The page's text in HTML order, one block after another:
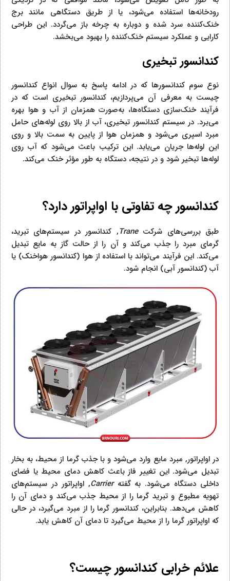
رودخانه‌ها استفاده می‌شود، یا از طریق دستگاهی مانند برج
خنک‌کننده سرد شده و دوباره به چرخه باز می‌گردد. این طراحی
کارایی و عملکرد سیستم خنک‌کننده را بهبود می‌بخشد.
کندانسور تبخیری
نوع سوم کندانسورها که در ادامه پاسخ به سوال انواع کندانسور
چیست به معرفی آن می‌پردازیم، کندانسور تبخیری است که در
فرآیند خنک‌سازی دستگاه‌ها، به‌صورت همزمان از آب و هوا بهره
می‌برد. در سیستم کندانسور تبخیری، آب از بالا روی لوله‌های حامل
مبرد اسپری می‌شود و همزمان هوا از پایین به سمت بالا و روی
این لوله‌ها جریان می‌یابد. این ترکیب باعث می‌شود که آب روی
لوله‌ها تبخیر شود و در نتیجه، دستگاه به طور مؤثر خنک می‌کند.
کندانسور چه تفاوتی با اواپراتور دارد؟
طبق بررسی‌های شرکتTrane, کندانسور در سیستم‌های تبرید،
گرمای مبرد را جذب می‌کند و آن را از حالت گاز به مایع تبدیل
می‌کند. این فرآیند می‌تواند با استفاده از هوا (کندانسور هواخنک) یا
آب (کندانسور آبی) انجام شود.
در اواپراتور, مبرد مایع وارد می‌شود و با جذب گرما از محیط، به بخار
تبدیل می‌شود. این تغییر فاز باعث کاهش دمای محیط یا فضای
داخلی دستگاه می‌شود. به گفتهCarrier, اواپراتور در سیستم‌های
تهویه مطبوع و تبرید گرما را از محیط جذب می‌کند و دمای آن را
کاهش می‌دهد. بنابراین، کندانسور گرما را از مبرد می‌گیرد، در حالی
که اواپراتور گرما را از محیط می‌گیرد تا دمای آن کاهش یابد.
علائم خرابی کندانسور چیست؟